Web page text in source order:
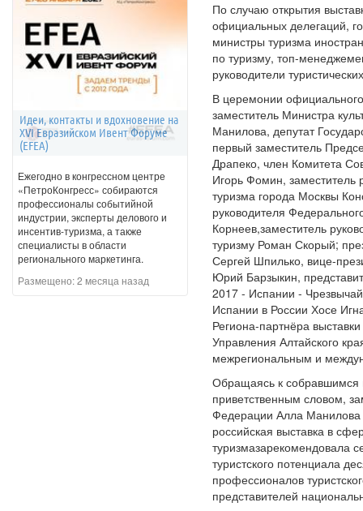
Идеи, контакты и вдохновение на
XVI Евразийском Ивент Форуме
(EFEA)
Ежегодно в конгрессном центре
«ПетроКонгресс» собираются
профессионалы событийной
индустрии, эксперты делового и
инсентив-туризма, а также
специалисты в области
регионального маркетинга.
Размещено:2 месяца назад
По случаю открытия
официальных делегаций,
министры туризма
по туризму, топ-
руководители
В церемонии
заместитель Министра
Манилова, депутат
первый заместитель
Драпеко, член Комитета
Игорь Фомин, заместитель
туризма города Москвы
руководителя
Корнеев,заместитель
туризму Роман Скорый;
Сергей Шпилько, вице-
Юрий Барзыкин,
2017 - Испании -
Испании в России Хосе
Региона-партнёра
Управления Алтайского
межрегиональным и
Обращаясь к собравшимся
приветственным словом,
Федерации Алла Манилова
российская выставка в
туризмазарекомендовала
туристского потенциала
профессионалов
представителей